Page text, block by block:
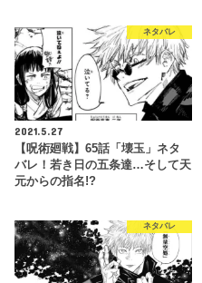
ネタバレ
2021.5.27
【呪術廻戦】65話「壊玉」ネタ
バレ！若き日の五条達…そして天
元からの指名!?
ネタバレ